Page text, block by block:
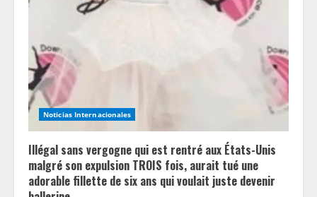
a
d
i
n
g Noticias Internacionales
Illégal sans vergogne qui est rentré aux États-Unis
malgré son expulsion TROIS fois, aurait tué une
adorable fillette de six ans qui voulait juste devenir